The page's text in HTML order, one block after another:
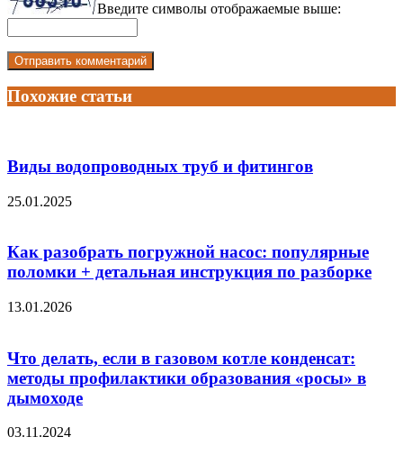
Введите символы отображаемые выше:
Похожие статьи
Виды водопроводных труб и фитингов
25.01.2025
Как разобрать погружной насос: популярные
поломки + детальная инструкция по разборке
13.01.2026
Что делать, если в газовом котле конденсат:
методы профилактики образования «росы» в
дымоходе
03.11.2024